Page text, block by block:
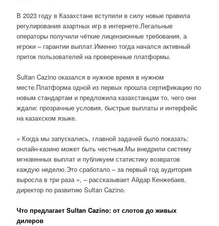
В 2023 году в Казахстане вступили в силу новые правила
регулирования азартных игр в интернете.Легальные
операторы получили чёткие лицензионные требования, а
игроки – гарантии выплат.Именно тогда начался активный
приток пользователей на проверенные платформы.
Sultan Cazino оказался в нужное время в нужном
месте.Платформа одной из первых прошла сертификацию по
новым стандартам и предложила казахстанцам то, чего они
ждали: прозрачные условия, быстрые выплаты и интерфейс
на казахском языке.
« Когда мы запускались, главной задачей было показать:
онлайн-казино может быть честным.Мы внедрили систему
мгновенных выплат и публикуем статистику возвратов
каждую неделю.Это сработало – за первый год аудитория
выросла в три раза », – рассказывает Айдар Кенжебаев,
директор по развитию Sultan Cazino.
Что предлагает Sultan Cazino: от слотов до живых
дилеров